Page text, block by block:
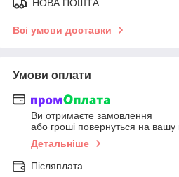
НОВА ПОШТА
Всі умови доставки
Умови оплати
Ви отримаєте замовлення
або гроші повернуться на вашу
Детальніше
Післяплата